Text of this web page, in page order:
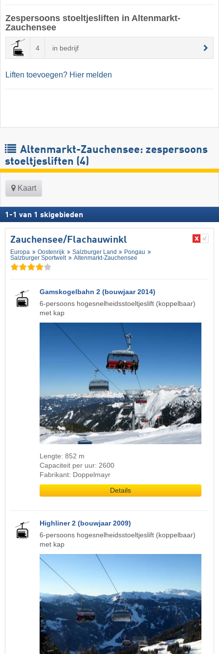
Zespersoons stoeltjesliften in Altenmarkt-
Zauchensee
4 in bedrijf
Liften toevoegen? Hier melden
Altenmarkt-Zauchensee: zespersoons
stoeltjesliften (4)
Kaart
1 -1 van 1 skigebieden
Zauchensee/​Flachauwinkl
Europa Oostenrijk Salzburger Land
Pongau
Salzburger Sportwelt
Altenmarkt-Zauchensee
Gamskogelbahn 2 (bouwjaar 2014)
6-persoons hogesnelheidsstoeltjeslift (koppelbaar)
met kap
Lengte: 852 m
Capaciteit per uur: 2600
Fabrikant: Doppelmayr
Details
Highliner 2 (bouwjaar 2009)
6-persoons hogesnelheidsstoeltjeslift (koppelbaar)
met kap